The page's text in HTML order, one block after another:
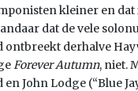
kleiner en dat
dat de vele
derhalve
Forever Autumn, niet.
John Lodge (“Blue